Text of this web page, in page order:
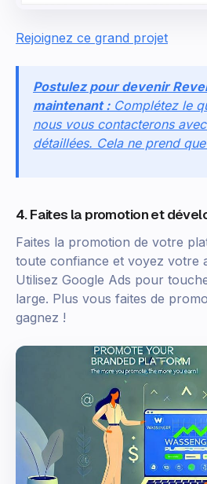
Rejoignez ce grand projet
Postulez pour devenir
maintenant :Complétez le
nous vous contacterons
détaillées. Cela ne prend
4. Faites la promotion et
Faites la promotion de votre
toute confiance et voyez votre
Utilisez Google Ads pour
large. Plus vous faites de
gagnez !